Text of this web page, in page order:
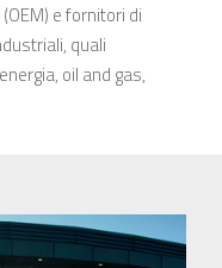
e fornitori di
quali
oil and gas,